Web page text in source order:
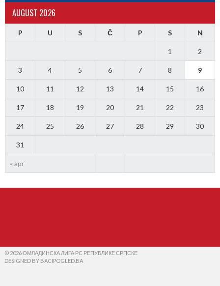
AUGUST 2026
P U S Č P S N
« apr
1 2
3 4 5 6 7 8 9
10 11 12 13 14 15 16
17 18 19 20 21 22 23
24 25 26 27 28 29 30
31
© 2026 ОМЛАДИНСКА ЛИГА РС РЕПУБЛИКЕ СРПСКЕ
DESIGNED BY BACIPOGLED.BA